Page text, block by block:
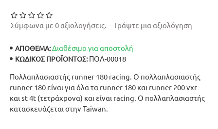
Πολλαπλασιαστής runner 180 racing. Ο πολλαπλασιαστής
runner 180 είναι για όλα τα runner 180 και runner 200 vxr
και st 4t (τετράχρονα) και είναι racing. Ο πολλαπλασιαστής
κατασκευάζεται στην Taiwan.
ΑΠΟΘΕΜΑ:Διαθέσιμο για αποστολή
ΚΩΔΙΚΌΣ ΠΡΟΪΌΝΤΟΣ: ΠΟΛ-00018
Σύμφωνα με 0 αξιολογήσεις. - Γράψτε μια αξιολόγηση